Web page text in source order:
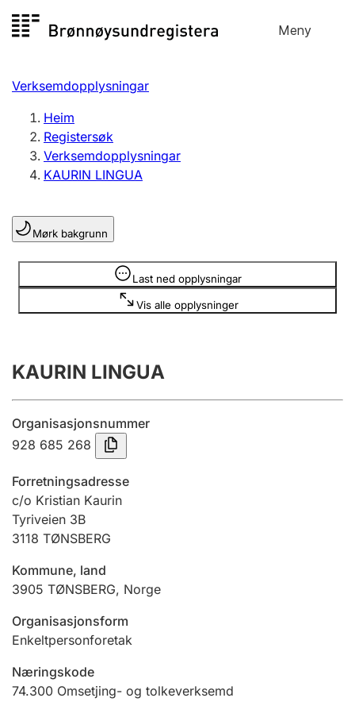
til
Meny
Registersøk
Aksjeselskap
Enkeltpersonføretak
Registrere, endre, slette
Lag og foreining
Registrere, endre, slette
Årsrekneskap
Innsending og forseinkingsgebyr
Jeger
Betaling og jegeravgiftskort
Ektepaktrettleiaren
Verksemdopplysningar
Heim
Registersøk
Verksemdopplysningar
KAURIN LINGUA
Mørk bakgrunn
Last ned opplysningar
Vis alle opplysninger
Opplysninger er skjult
KAURIN LINGUA
Organisasjonsnummer
928 685 268
Forretningsadresse
c/o Kristian Kaurin
Tyriveien 3B
3118 TØNSBERG
Kommune, land
3905 TØNSBERG, Norge
Organisasjonsform
Enkeltpersonforetak
Næringskode
74.300 Omsetjing- og tolkeverksemd